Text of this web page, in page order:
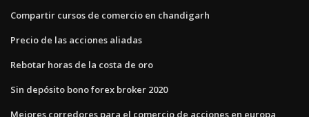
Compartir cursos de comercio en chandigarh
Precio de las acciones aliadas
Rebotar horas de la costa de oro
Sin depósito bono forex broker 2020
Mejores corredores para el comercio de acciones en europa